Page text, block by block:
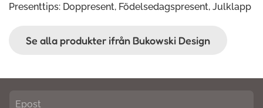
Presenttips: Doppresent, Födelsedagspresent, Julklapp
Se alla produkter ifrån Bukowski Design